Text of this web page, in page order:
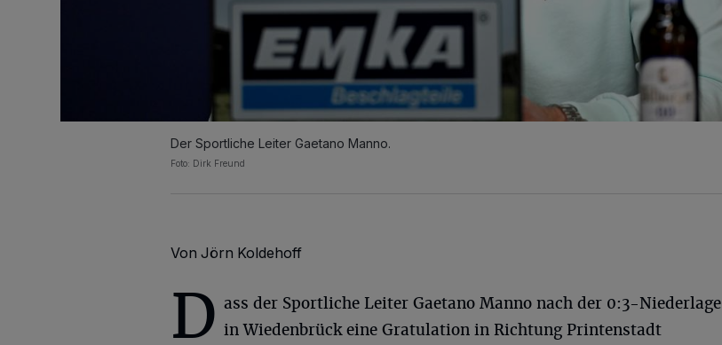
Der Sportliche Leiter Gaetano Manno.
Foto: Dirk Freund
Von Jörn Koldehoff
D ass der Sportliche Leiter Gaetano Manno nach der 0:3-Niederlage
in Wiedenbrück eine Gratulation in Richtung Printenstadt